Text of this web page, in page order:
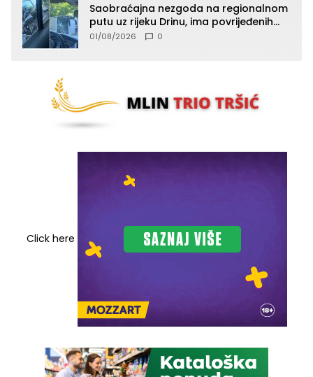
Saobraćajna nezgoda na regionalnom
putu uz rijeku Drinu, ima povrijeđenih
lica (FOTO)
01/08/2026 0
Click here